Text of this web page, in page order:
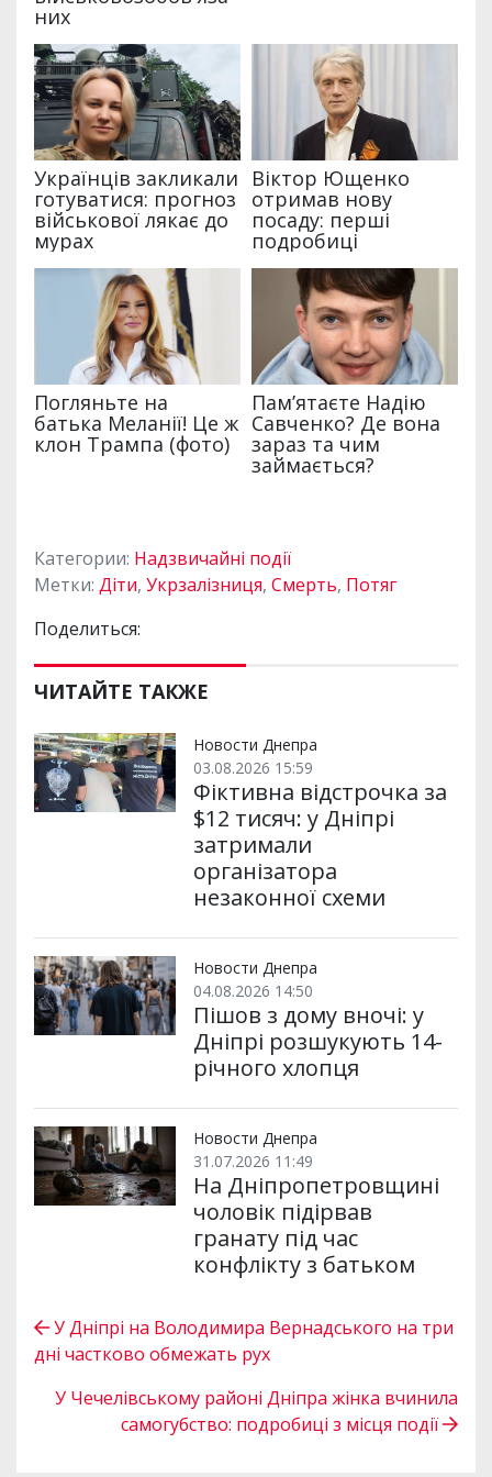
Категории: Надзвичайні події
Метки: Діти, Укрзалізниця, Смерть, Потяг
Поделиться:
ЧИТАЙТЕ ТАКЖЕ
Новости Днепра
03.08.2026 15:59
Фіктивна відстрочка за
$12 тисяч: у Дніпрі
затримали
організатора
незаконної схеми
Новости Днепра
04.08.2026 14:50
Пішов з дому вночі: у
Дніпрі розшукують 14-
річного хлопця
Новости Днепра
31.07.2026 11:49
На Дніпропетровщині
чоловік підірвав
гранату під час
конфлікту з батьком
У Дніпрі на Володимира Вернадського на три
дні частково обмежать рух
У Чечелівському районі Дніпра жінка вчинила
самогубство: подробиці з місця події